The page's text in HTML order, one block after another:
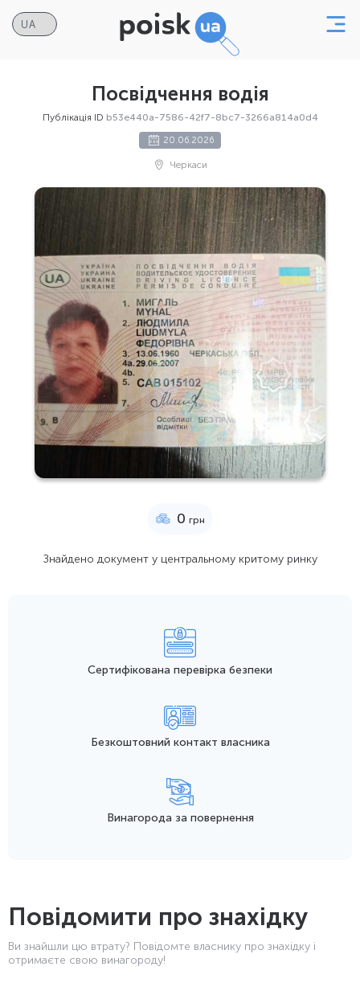
Посвідчення водія
Публікація ID b53e440a-7586-42f7-8bc7-3266a814a0d4
20.06.2026
Черкаси
0 грн
Знайдено документ у центральному критому ринку
Сертифікована перевірка безпеки
Безкоштовний контакт власника
Винагорода за повернення
Повідомити про знахідку
Ви знайшли цю втрату? Повідомте власнику про знахідку і
отримаєте свою винагороду!